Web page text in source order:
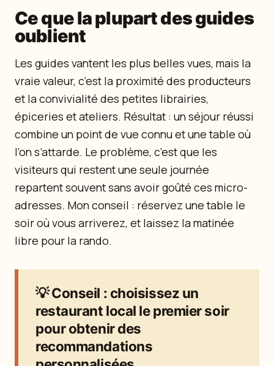
Ce que la plupart des guides
oublient
Les guides vantent les plus belles vues, mais la
vraie valeur, c’est la proximité des producteurs
et la convivialité des petites librairies,
épiceries et ateliers. Résultat : un séjour réussi
combine un point de vue connu et une table où
l’on s’attarde. Le problème, c’est que les
visiteurs qui restent une seule journée
repartent souvent sans avoir goûté ces micro-
adresses. Mon conseil : réservez une table le
soir où vous arriverez, et laissez la matinée
libre pour la rando.
💡Conseil : choisissez un
restaurant local le premier soir
pour obtenir des
recommandations